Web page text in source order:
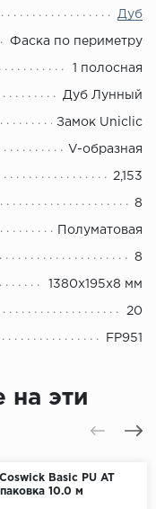
Дуб
Фаска по периметру
1 полосная
Дуб Лунный
Замок Uniclic
V-образная
2,153
8
Полуматовая
8
1380х195х8 мм
20
FP951
на эти
Basic PU AT
10.0 м